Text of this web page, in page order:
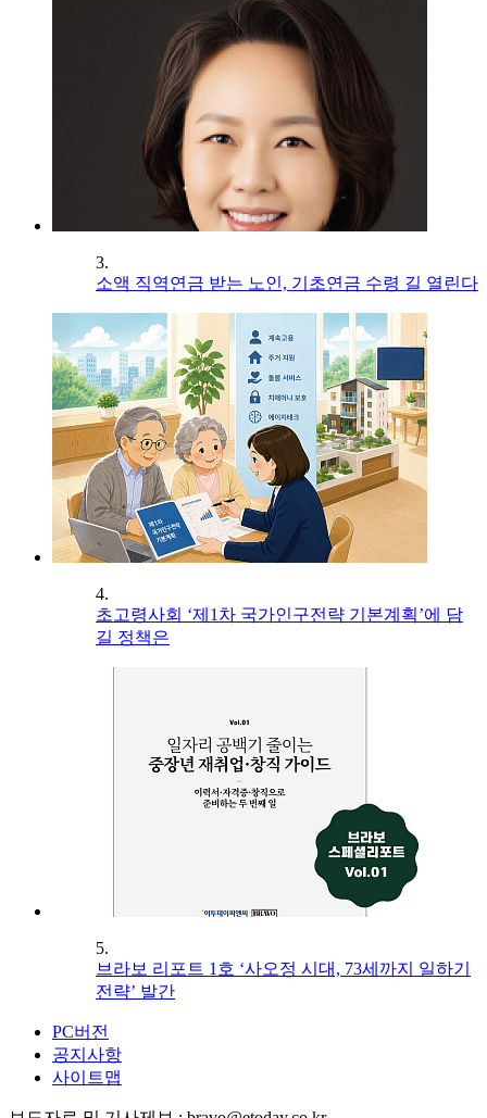
3.
소액 직역연금 받는 노인, 기초연금 수령 길 열린다
4.
초고령사회 ‘제1차 국가인구전략 기본계획’에 담
길 정책은
5.
브라보 리포트 1호 ‘사오정 시대, 73세까지 일하기
전략’ 발간
PC버전
공지사항
사이트맵